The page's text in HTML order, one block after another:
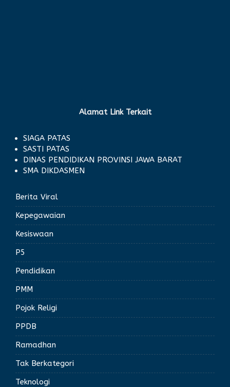
Alamat Link Terkait
SIAGA PATAS
SASTI PATAS
DINAS PENDIDIKAN PROVINSI JAWA BARAT
SMA DIKDASMEN
Berita Viral
Kepegawaian
Kesiswaan
P5
Pendidikan
PMM
Pojok Religi
PPDB
Ramadhan
Tak Berkategori
Teknologi